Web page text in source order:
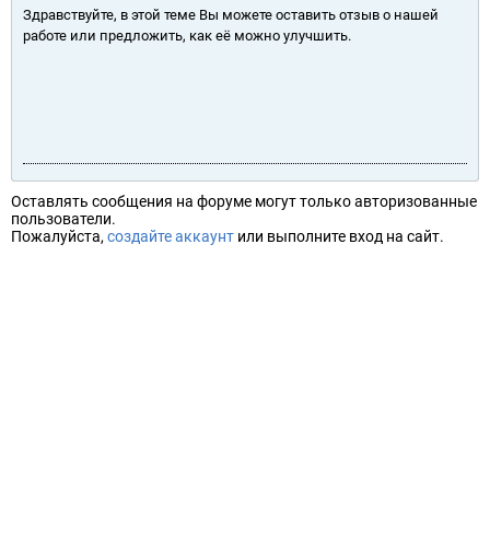
Здравствуйте, в этой теме Вы можете оставить отзыв о нашей
работе или предложить, как её можно улучшить.
Оставлять сообщения на форуме могут только авторизованные
пользователи.
Пожалуйста, создайте аккаунт или выполните вход на сайт.